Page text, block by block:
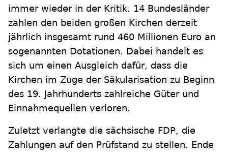
immer wieder in der Kritik. 14 Bundesländer
zahlen den beiden großen Kirchen derzeit
jährlich insgesamt rund 460 Millionen Euro an
sogenannten Dotationen. Dabei handelt es
sich um einen Ausgleich dafür, dass die
Kirchen im Zuge der Säkularisation zu Beginn
des 19. Jahrhunderts zahlreiche Güter und
Einnahmequellen verloren.
Zuletzt verlangte die sächsische FDP, die
Zahlungen auf den Prüfstand zu stellen. Ende